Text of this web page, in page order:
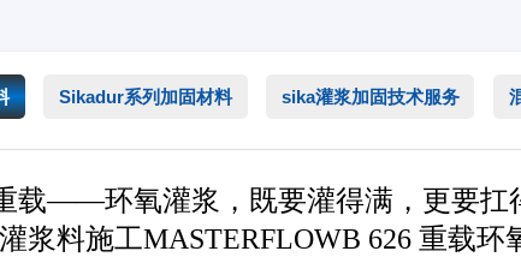
Sikadur系列加固材料 sika灌浆加固技术服务
载——环氧灌浆，既要灌得满，更要
浆料施工MASTERFLOWB 626 重载环